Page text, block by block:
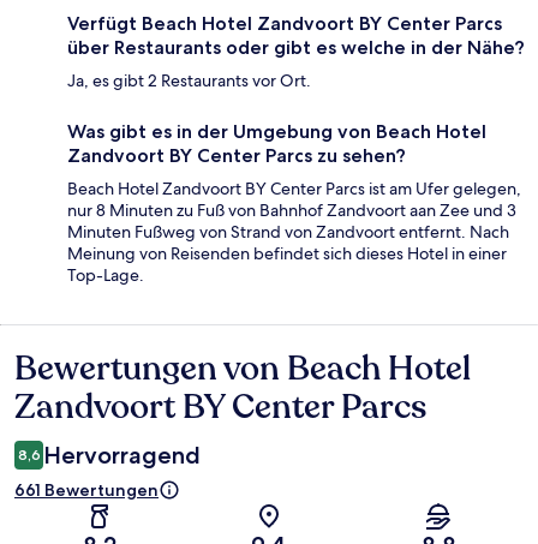
Verfügt Beach Hotel Zandvoort BY Center Parcs
über Restaurants oder gibt es welche in der Nähe?
Ja, es gibt 2 Restaurants vor Ort.
Was gibt es in der Umgebung von Beach Hotel
Zandvoort BY Center Parcs zu sehen?
Beach Hotel Zandvoort BY Center Parcs ist am Ufer gelegen,
nur 8 Minuten zu Fuß von Bahnhof Zandvoort aan Zee und 3
Minuten Fußweg von Strand von Zandvoort entfernt. Nach
Meinung von Reisenden befindet sich dieses Hotel in einer
Top-Lage.
Bewertungen
Bewertungen von Beach Hotel
Zandvoort BY Center Parcs
8,6 Hervorragend
661 Bewertungen